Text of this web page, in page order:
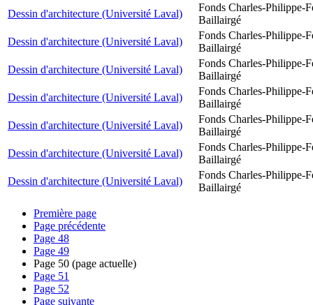
Dessin d'architecture (Université Laval)
Fonds Charles-Philippe-
Baillairgé
Dessin d'architecture (Université Laval)
Fonds Charles-Philippe-
Baillairgé
Dessin d'architecture (Université Laval)
Fonds Charles-Philippe-
Baillairgé
Dessin d'architecture (Université Laval)
Fonds Charles-Philippe-
Baillairgé
Dessin d'architecture (Université Laval)
Fonds Charles-Philippe-
Baillairgé
Dessin d'architecture (Université Laval)
Fonds Charles-Philippe-
Baillairgé
Dessin d'architecture (Université Laval)
Fonds Charles-Philippe-
Baillairgé
Première page
Page précédente
Page 48
Page 49
Page 50 (page actuelle)
Page 51
Page 52
Page suivante